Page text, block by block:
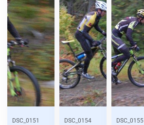
DSC_0151 DSC_0154 DSC_0155